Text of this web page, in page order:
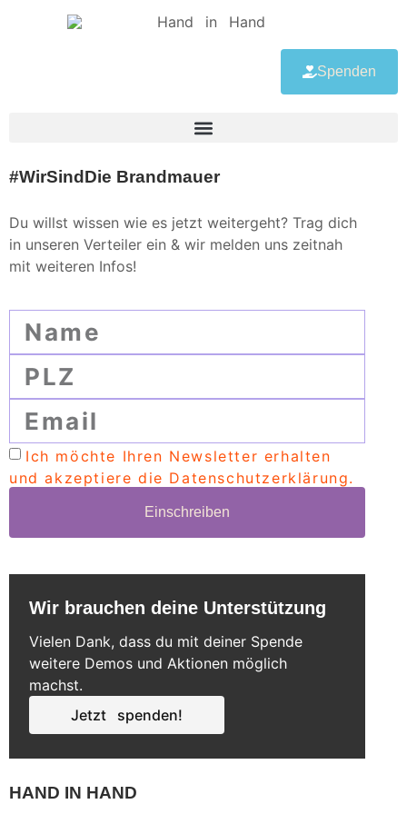
Spenden
#WirSindDie Brandmauer
Du willst wissen wie es jetzt weitergeht? Trag dich
in unseren Verteiler ein & wir melden uns zeitnah
mit weiteren Infos!
Ich möchte Ihren Newsletter erhalten
und akzeptiere die Datenschutzerklärung.
Einschreiben
Wir brauchen deine Unterstützung
Vielen Dank, dass du mit deiner Spende
weitere Demos und Aktionen möglich
machst.
Jetzt spenden!
HAND IN HAND